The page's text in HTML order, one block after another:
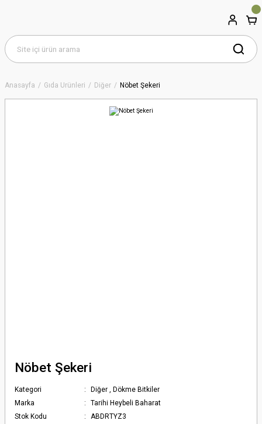
Anasayfa Gıda Ürünleri Diğer Nöbet Şekeri
Nöbet Şekeri
Kategori Diğer , Dökme Bitkiler
Marka
Tarihi Heybeli Baharat
Stok Kodu
ABDRTYZ3